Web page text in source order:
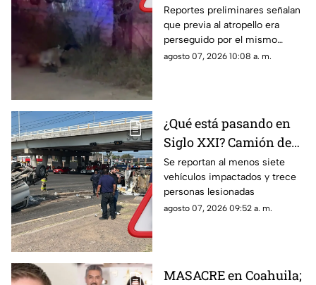
atropellado en Jesús
María la noche del 6 de
agosto
Reportes preliminares señalan
que previa al atropello era
perseguido por el mismo
conductor
agosto 07, 2026 10:08 a. m.
¿Qué está pasando en
Siglo XXI? Camión de
carga se queda sin
frenos y provoca
choque múltiple; NO
hay paso
Se reportan al menos siete
vehículos impactados y trece
personas lesionadas
agosto 07, 2026 09:52 a. m.
MASACRE en Coahuila;